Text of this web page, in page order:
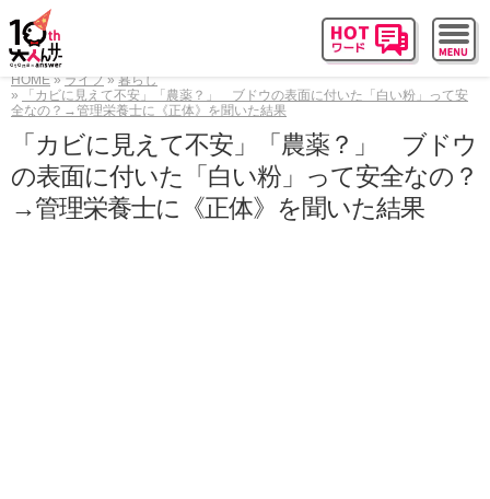
HOME ライフ
暮らし
「カビに見えて不安」「農薬？」 ブドウの表面に付いた「白い粉」って安
全なの？→管理栄養士に《正体》を聞いた結果
「カビに見えて不安」「農薬？」 ブドウ
の表面に付いた「白い粉」って安全なの？
→管理栄養士に《正体》を聞いた結果